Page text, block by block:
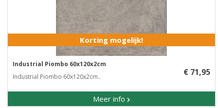
Korting mogelijk!
Industrial Piombo 60x120x2cm
Industrial Piombo 60x120x2cm..
Meer info
€ 71,95